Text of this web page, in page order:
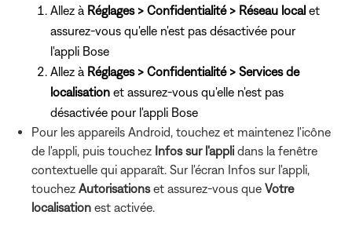
Allez à Réglages > Confidentialité > Réseau local et
assurez-vous qu'elle n'est pas désactivée pour
l'appli Bose
Allez à Réglages > Confidentialité > Services de
localisation et assurez-vous qu'elle n'est pas
désactivée pour l'appli Bose
Pour les appareils Android, touchez et maintenez l'icône
de l'appli, puis touchez Infos sur l'appli dans la fenêtre
contextuelle qui apparaît. Sur l'écran Infos sur l'appli,
touchez Autorisationset assurez-vous que Votre
localisation est activée.